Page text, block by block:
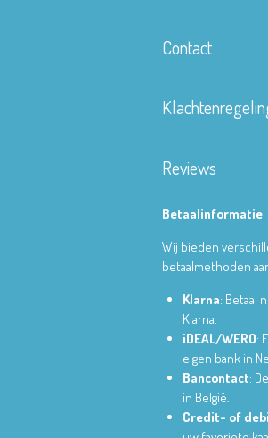
Contact
Reviews
Betaalinformatie
Wij bieden
betaalmethoden
Klarna: Betaal
Klarna.
iDEAL/WERO:
eigen bank in
Bancontact:
in België.
Credit- of